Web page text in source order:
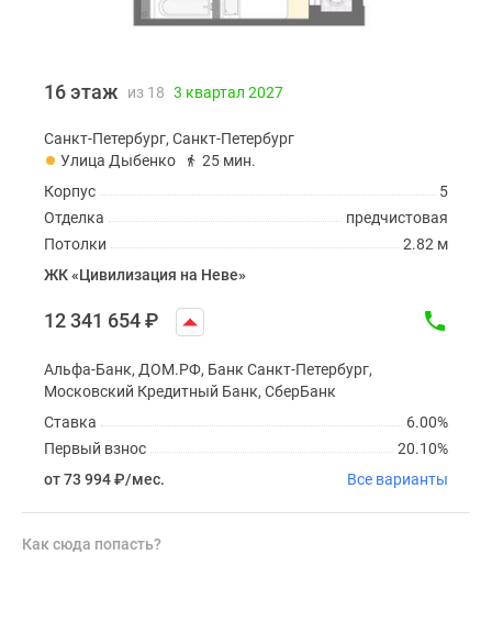
16 этаж из 18 3 квартал 2027
Санкт-Петербург, Санкт-Петербург
Улица Дыбенко
25 мин.
5
Корпус
предчистовая
Отделка
2.82 м
Потолки
ЖК «Цивилизация на Неве»
12 341 654₽
Альфа-Банк, ДОМ.РФ, Банк Санкт-Петербург,
Московский Кредитный Банк, СберБанк
6.00%
Ставка
20.10%
Первый взнос
от 73 994₽/мес. Все варианты
Как сюда попасть?